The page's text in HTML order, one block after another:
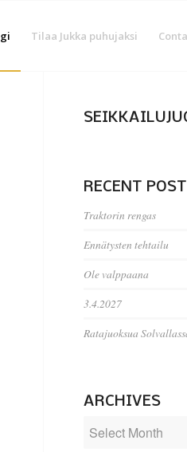
Tilaa Jukka puhujaksi
RECENT
Traktorin rengas
Ennätysten tehtailu
Ole valppaana
3.4.2027
Ratajuoksua
ARCHIVES